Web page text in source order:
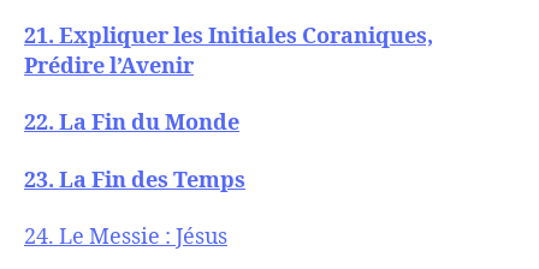
21. Expliquer les Initiales Coraniques,
Prédire l’Avenir
22. La Fin du Monde
23. La Fin des Temps
24. Le Messie : Jésus